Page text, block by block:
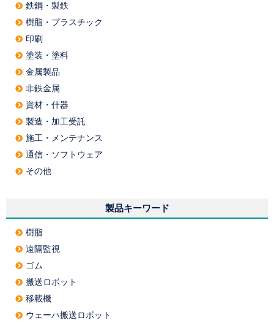
鉄鋼・製鉄
樹脂・プラスチック
印刷
塗装・塗料
金属製品
非鉄金属
資材・什器
製造・加工受託
施工・メンテナンス
通信・ソフトウェア
その他
製品キーワード
樹脂
遠隔監視
ゴム
搬送ロボット
移載機
ウェーハ搬送ロボット